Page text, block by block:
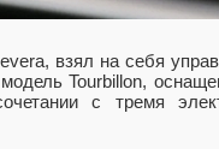
взял на себя
Tourbillon,
с тремя